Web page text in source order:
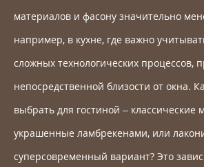
материалов и фасону значительно
например, в кухне, где важно
сложных технологических процессов,
непосредственной близости от окна.
выбрать для гостиной – классические
украшенные ламбрекенами, или
суперсовременный вариант? Это